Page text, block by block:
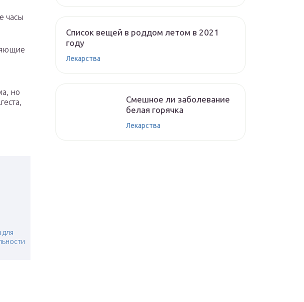
часы
но
для
Список вещей в роддом летом в 2021
году
Лекарства
Смешное ли заболевание
белая горячка
Лекарства